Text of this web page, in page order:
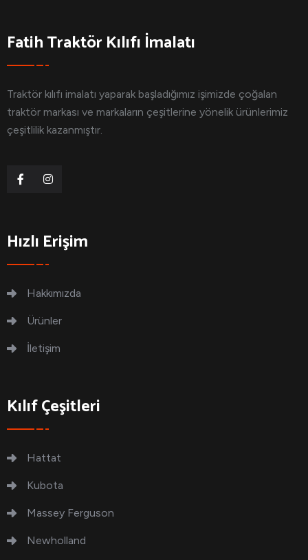
Fatih Traktör Kılıfı İmalatı
Traktör kılıfı imalatı yaparak başladığımız işimizde çoğalan
traktör markası ve markaların çeşitlerine yönelik ürünlerimiz
çeşitlilik kazanmıştır.
Hızlı Erişim
Hakkımızda
Ürünler
İletişim
Kılıf Çeşitleri
Hattat
Kubota
Massey Ferguson
Newholland